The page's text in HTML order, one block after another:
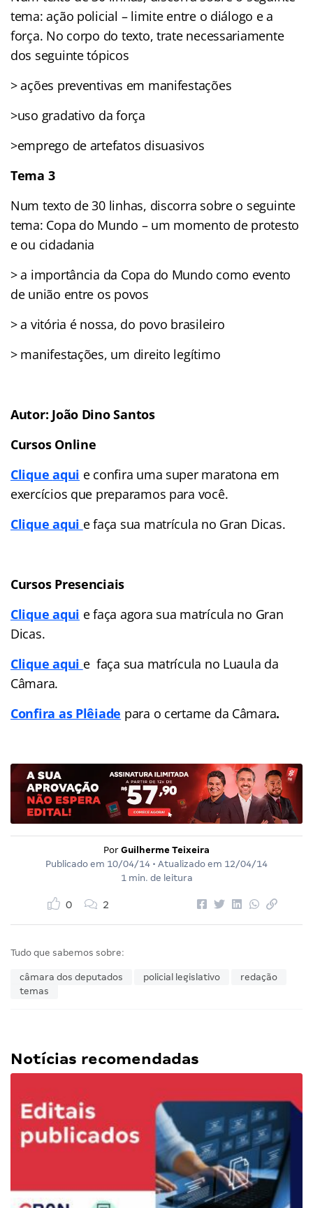
tema: ação policial – limite entre o diálogo e a
força. No corpo do texto, trate necessariamente
dos seguinte tópicos
> ações preventivas em manifestações
>uso gradativo da força
>emprego de artefatos disuasivos
Tema 3
Num texto de 30 linhas, discorra sobre o seguinte
tema: Copa do Mundo – um momento de protesto
e ou cidadania
> a importância da Copa do Mundo como evento
de união entre os povos
> a vitória é nossa, do povo brasileiro
> manifestações, um direito legítimo
Autor: João Dino Santos
Cursos Online
Cliqueaqui e confira uma super maratona em
exercícios que preparamos para você.
Clique aqui e faça sua matrícula no Gran Dicas.
Cursos Presenciais
Clique aqui e faça agora sua matrícula no Gran
Dicas.
Clique aqui e faça sua matrícula no Luaula da
Câmara.
Confira as Plêiade para o certame da Câmara.
Por Guilherme Teixeira
Publicado em 10/04/14 • Atualizado em 12/04/14
1 min. de leitura
0 2
Tudo que sabemos sobre:
câmara dos deputados policial legislativo
redação
temas
Notícias recomendadas